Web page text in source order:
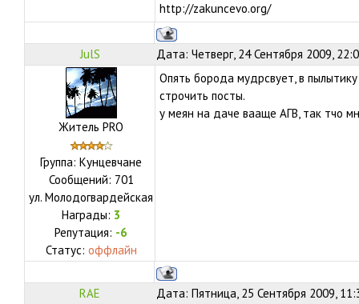
http://zakuncevo.org/
JulS Дата: Четверг, 24 Сентября 2009,
Житель PRO
Группа: Кунцевчане
Сообщений: 701
ул. Молодогвардейская
Награды: 3
Репутация: -6
Статус: оффлайн
Опять борода мудрсвует, в
строчить посты.
у меян на даче вааще АГВ, так тчо
RAE Дата: Пятница, 25 Сентября 2009,